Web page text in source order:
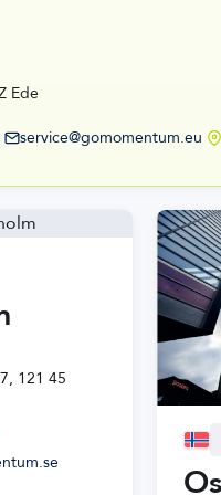
Ede
service@gomomentum.eu
121 45